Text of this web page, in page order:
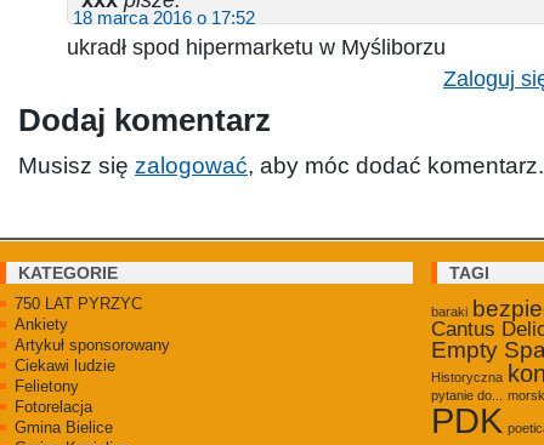
18 marca 2016 o 17:52
ukradł spod hipermarketu w Myśliborzu
Zaloguj
Dodaj komentarz
Musisz się zalogować, aby móc dodać komentarz.
KATEGORIE
750 LAT PYRZYC
Ankiety
Artykuł sponsorowany
Ciekawi ludzie
Felietony
Fotorelacja
Gmina Bielice
TAGI
baraki
Cantus
Empty
Historyczna
pytanie do...
PDK